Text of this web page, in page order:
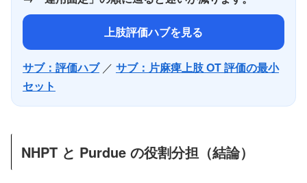
上肢評価ハブを見る
サブ：評価ハブ／ サブ：片麻痺上肢 OT 評価の最小
セット
NHPT と Purdue の役割分担（結論）